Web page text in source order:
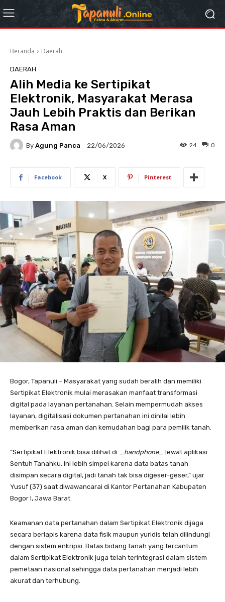
Beranda Daerah
DAERAH
Alih Media ke Sertipikat
Elektronik, Masyarakat Merasa
Jauh Lebih Praktis dan Berikan
Rasa Aman
By Agung Panca 22/06/2026 0
24
Facebook X Pinterest
Bogor, Tapanuli – Masyarakat yang sudah beralih dan memiliki
Sertipikat Elektronik mulai merasakan manfaat transformasi
digital pada layanan pertanahan. Selain mempermudah akses
layanan, digitalisasi dokumen pertanahan ini dinilai lebih
memberikan rasa aman dan kemudahan bagi para pemilik tanah.
“Sertipikat Elektronik bisa dilihat di _ handphone_ lewat aplikasi
Sentuh Tanahku. Ini lebih simpel karena data batas tanah
disimpan secara digital, jadi tanah tak bisa digeser-geser,” ujar
Yusuf (37) saat diwawancarai di Kantor Pertanahan Kabupaten
Bogor I, Jawa Barat.
Keamanan data pertanahan dalam Sertipikat Elektronik dijaga
secara berlapis karena data fisik maupun yuridis telah dilindungi
dengan sistem enkripsi. Batas bidang tanah yang tercantum
dalam Sertipikat Elektronik juga telah terintegrasi dalam sistem
pemetaan nasional sehingga data pertanahan menjadi lebih
akurat dan terhubung.